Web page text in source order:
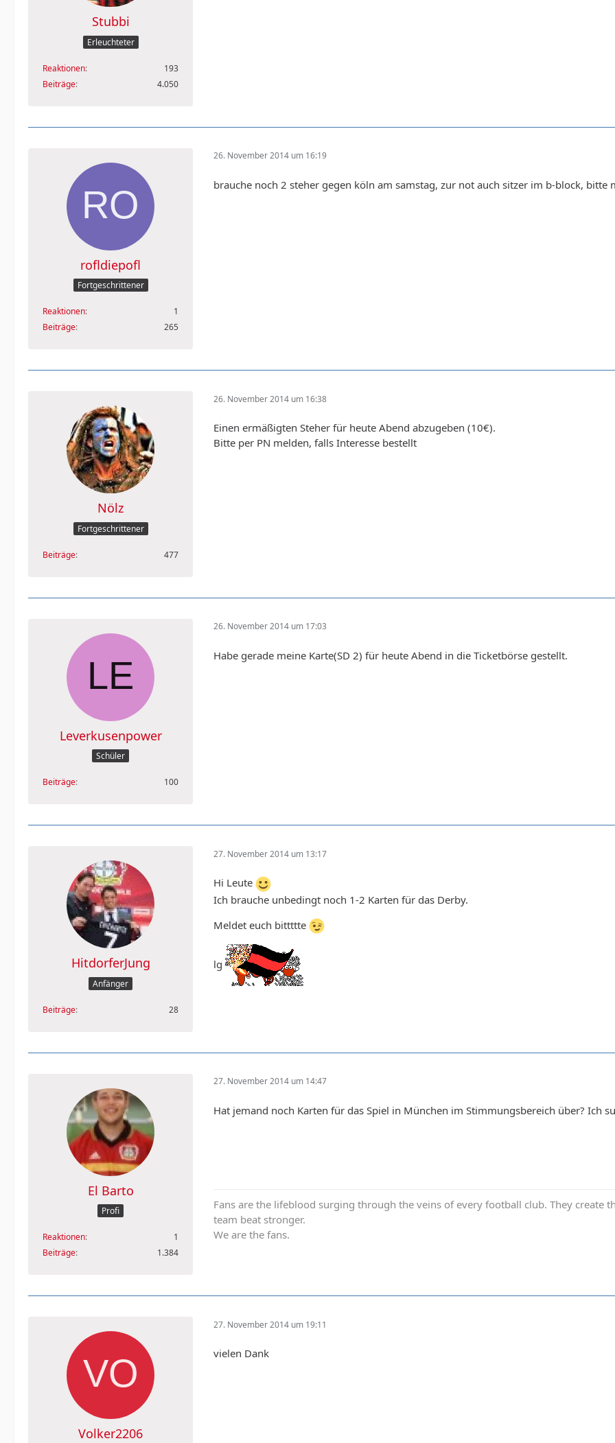
Stubbi
Erleuchteter
Reaktionen
193
Beiträge
4.050
rofldiepofl
Fortgeschrittener
Reaktionen
1
Beiträge
265
26. November 2014 um 16:19
brauche noch 2 steher gegen köln am samstag, zur not auch sitzer im b-block, bitte
Nölz
Fortgeschrittener
Beiträge 477
26. November 2014 um 16:38
Einen ermäßigten Steher für heute Abend abzugeben (10€).
Bitte per PN melden, falls Interesse bestellt
Leverkusenpower
Schüler
Beiträge 100
26. November 2014 um 17:03
Habe gerade meine Karte(SD 2) für heute Abend in die Ticketbörse gestellt.
HitdorferJung
Anfänger
Beiträge 28
27. November 2014 um 13:17
Hi Leute
Ich brauche unbedingt noch 1-2 Karten für das Derby.
Meldet euch bittttte
lg
El Barto
Profi
Reaktionen
1
Beiträge
1.384
27. November 2014 um 14:47
Hat jemand noch Karten für das Spiel in München im Stimmungsbereich über? Ich
Fans are the lifeblood surging through the veins of every football club. They create
team beat stronger.
We are the fans.
Volker2206
27. November 2014 um 19:11
vielen Dank